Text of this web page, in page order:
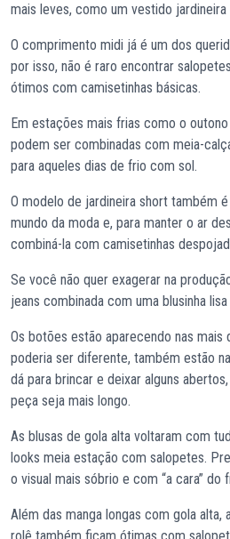
mais leves, como um vestido jardineira
O comprimento midi já é um dos
por isso, não é raro encontrar
ótimos com camisetinhas básicas.
Em estações mais frias como o
podem ser combinadas com meia-
para aqueles dias de frio com sol.
O modelo de jardineira short também
mundo da moda e, para manter o ar
combiná-la com camisetinhas
Se você não quer exagerar na
jeans combinada com uma blusinha
Os botões estão aparecendo nas mais
poderia ser diferente, também estão
dá para brincar e deixar alguns
peça seja mais longo.
As blusas de gola alta voltaram com
looks meia estação com salopetes.
o visual mais sóbrio e com “a cara” do
Além das manga longas com gola alta,